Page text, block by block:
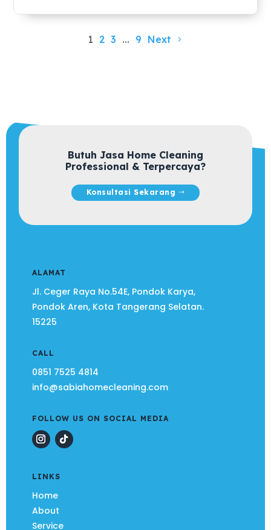
1 2 3 … 9 Next
Butuh Jasa Home Cleaning
Professional & Terpercaya?
Konsultasi Sekarang
ALAMAT
Jl. Ceger Raya No.54E, Pondok Karya,
Pondok Aren, Kota Tangerang Selatan.
15225
CALL
0851 7525 4814
info@sabiahomecleaning.com
FOLLOW US ON SOCIAL MEDIA
LINKS
Home
About
Service